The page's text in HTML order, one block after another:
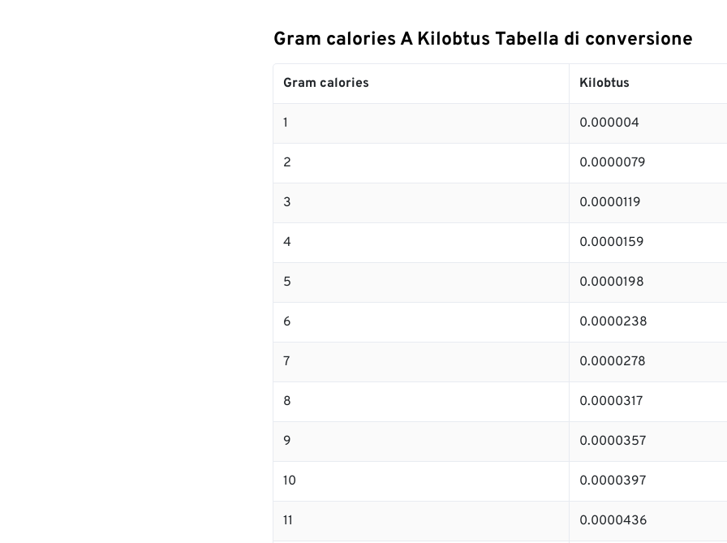
Gram calories A Kilobtus Tabella di conversione
Gram calories Kilobtus
1 0.000004
2 0.0000079
3 0.0000119
4 0.0000159
5 0.0000198
6 0.0000238
7 0.0000278
8 0.0000317
9 0.0000357
10 0.0000397
11 0.0000436